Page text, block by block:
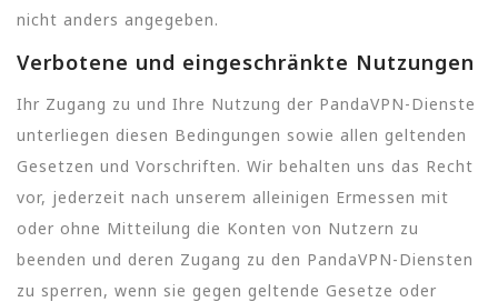
nicht anders angegeben.
Verbotene und eingeschränkte Nutzungen
Ihr Zugang zu und Ihre Nutzung der PandaVPN-Dienste
unterliegen diesen Bedingungen sowie allen geltenden
Gesetzen und Vorschriften. Wir behalten uns das Recht
vor, jederzeit nach unserem alleinigen Ermessen mit
oder ohne Mitteilung die Konten von Nutzern zu
beenden und deren Zugang zu den PandaVPN-Diensten
zu sperren, wenn sie gegen geltende Gesetze oder